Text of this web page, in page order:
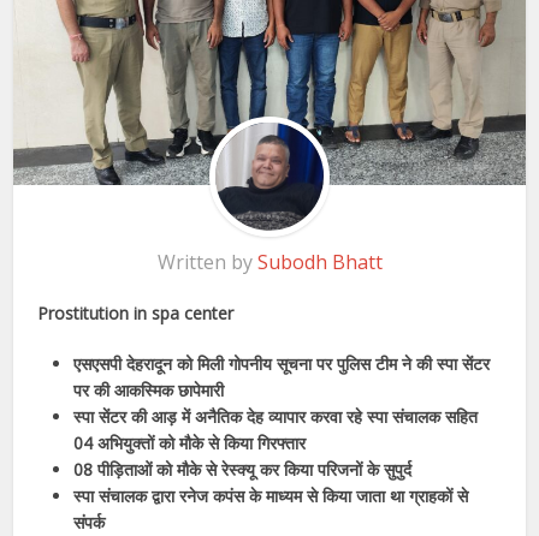
Written bySubodh Bhatt
Prostitution in spa center
एसएसपी देहरादून को मिली गोपनीय सूचना पर पुलिस टीम ने की स्पा सेंटर
पर की आकस्मिक छापेमारी
स्पा सेंटर की आड़ में अनैतिक देह व्यापार करवा रहे स्पा संचालक सहित
04 अभियुक्तों को मौके से किया गिरफ्तार
08 पीड़िताओं को मौके से रेस्क्यू कर किया परिजनों के सुपुर्द
स्पा संचालक द्वारा रनेज कपंस के माध्यम से किया जाता था ग्राहकों से
संपर्क